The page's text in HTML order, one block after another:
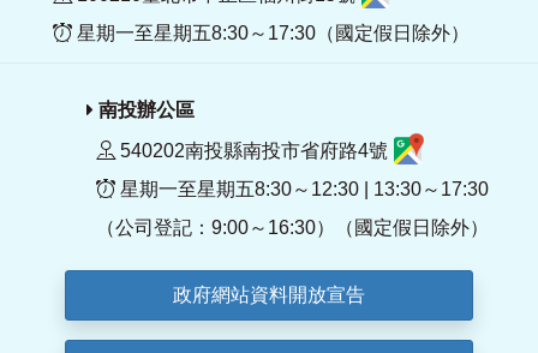
星期一至星期五8:30～17:30（國定假日除外）
南投辦公區
540202南投縣南投市省府路4號
星期一至星期五8:30～12:30 | 13:30～17:30
（公司登記：9:00～16:30）（國定假日除外）
政府網站資料開放宣告